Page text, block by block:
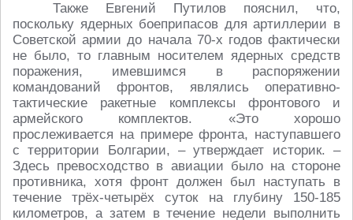
Также Евгений Путилов пояснил, что,
поскольку ядерных боеприпасов для артиллерии в
Советской армии до начала 70-х годов фактически
не было, то главным носителем ядерных средств
поражения, имевшимся в распоряжении
командований фронтов, являлись оперативно-
тактические ракетные комплексы фронтового и
армейского комплектов. «Это хорошо
прослеживается на примере фронта, наступавшего
с территории Болгарии, – утверждает историк. –
Здесь превосходство в авиации было на стороне
противника, хотя фронт должен был наступать в
течение трёх-четырёх суток на глубину 150-185
километров, а затем в течение недели выполнить